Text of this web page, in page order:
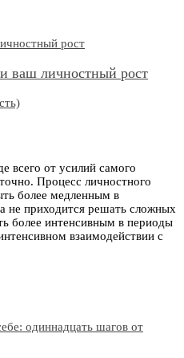
ваш личностный рост
всего от усилий самого
Процесс личностного
более медленным в
не приходится решать сложных
более интенсивным в периоды
взаимодействии с